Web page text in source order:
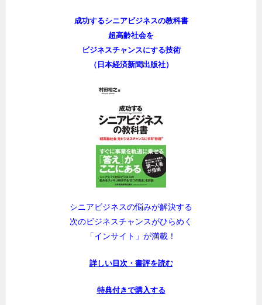
成功するシニアビジネスの教科書
超高齢社会を
ビジネスチャンスにする技術
（日本経済新聞出版社）
シニアビジネスの悩みが解決する
次のビジネスチャンスがひらめく
「インサイト」が満載！
詳しい目次・書評を読む
特典付きで購入する